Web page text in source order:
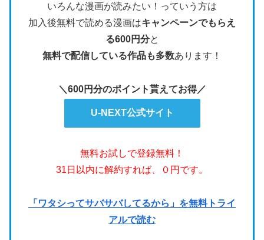
いろんな漫画が読みたい！っていう方は
加入後無料で読める漫画はキャンペーンでもらえ
る600円分と
無料で配信している作品も多数あります！
＼600円分のポイント貰えてお得／
U-NEXT公式サイト
無料お試しで登録無料！
31日以内に解約すれば、０円です。
「ワタシってサバサバしてるから」を無料トライ
アルで読む